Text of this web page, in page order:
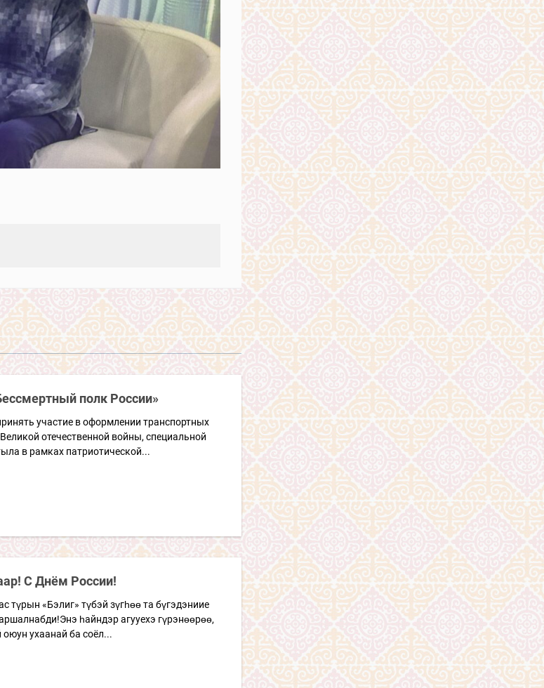
полк России»
участие в оформлении транспортных
отечественной войны, специальной
в рамках патриотической...
С Днём России!
түрын «Бэлиг» түбэй зүгһөө та бүгэдэниие
һайндэр агууехэ гүрэнөөрөө,
оюун ухаанай ба соёл...